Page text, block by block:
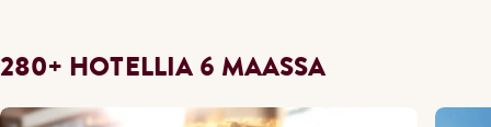
280+ HOTELLIA 6 MAASSA